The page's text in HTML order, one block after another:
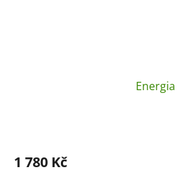
Energia
1 780 Kč